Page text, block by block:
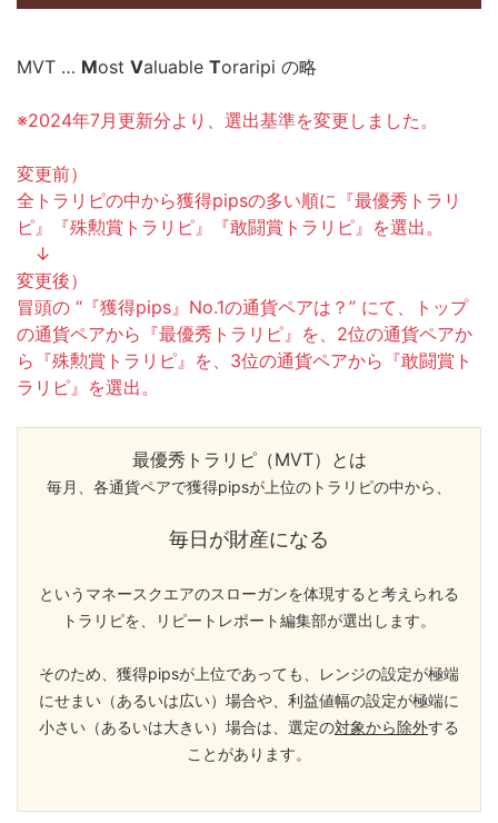
MVT … Most Valuable Toraripi の略
※2024年7月更新分より、選出基準を変更しました。
変更前）
全トラリピの中から獲得pipsの多い順に『最優秀トラリ
ピ』『殊勲賞トラリピ』『敢闘賞トラリピ』を選出。
↓
変更後）
冒頭の “『獲得pips』No.1の通貨ペアは？” にて、トップ
の通貨ペアから『最優秀トラリピ』を、2位の通貨ペアか
ら『殊勲賞トラリピ』を、3位の通貨ペアから『敢闘賞ト
ラリピ』を選出。
最優秀トラリピ（MVT）とは
毎月、各通貨ペアで獲得pipsが上位のトラリピの中から、
毎日が財産になる
というマネースクエアのスローガンを体現すると考えられる
トラリピを、リピートレポート編集部が選出します。
そのため、獲得pipsが上位であっても、レンジの設定が極端
にせまい（あるいは広い）場合や、利益値幅の設定が極端に
小さい（あるいは大きい）場合は、選定の対象から除外する
ことがあります。